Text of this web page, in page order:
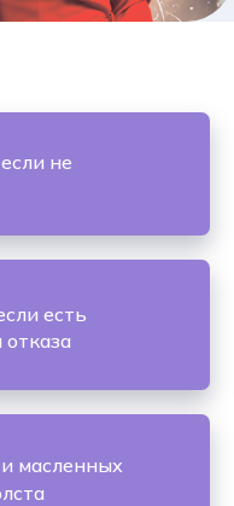
если не
есть
масленных